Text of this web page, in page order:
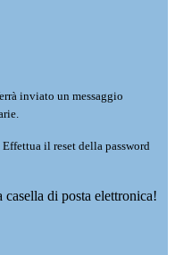
inviato un messaggio
il reset della password
di posta elettronica!